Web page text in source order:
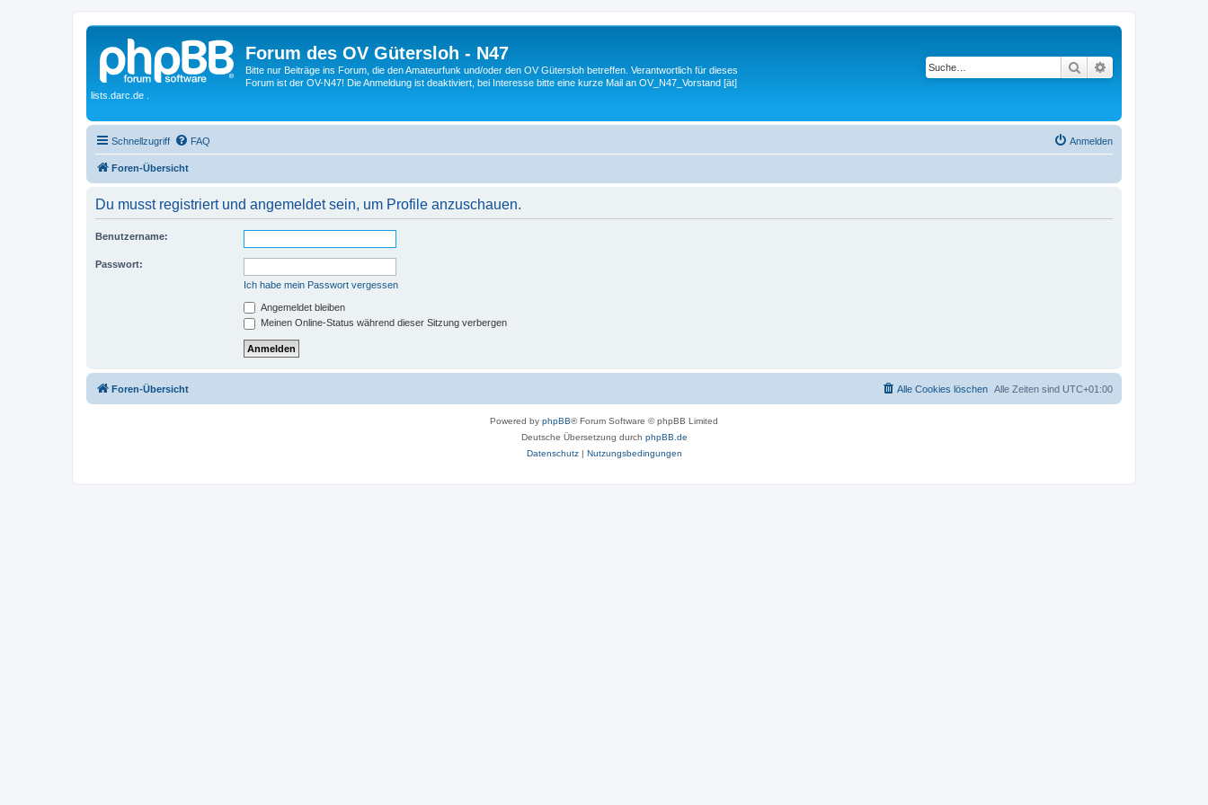
Forum des OV Gütersloh - N47
Bitte nur Beiträge ins Forum, die den Amateurfunk und/oder den OV Gütersloh betreffen. Verantwortlich für dieses
Forum ist der OV-N47! Die Anmeldung ist deaktiviert, bei Interesse bitte eine kurze Mail an OV_N47_Vorstand [ät]
lists.darc.de .
Suche
Schnellzugriff FAQ Anmelden
Foren-Übersicht
Du musst registriert und angemeldet sein, um Profile anzuschauen.
Benutzername:
Passwort:
Ich habe mein Passwort vergessen
Angemeldet bleiben
Meinen Online-Status während dieser Sitzung verbergen
Foren-Übersicht Alle Zeiten sind UTC+01:00
Alle Cookies löschen
Powered by phpBB® Forum Software © phpBB Limited
Deutsche Übersetzung durch phpBB.de
Datenschutz| Nutzungsbedingungen